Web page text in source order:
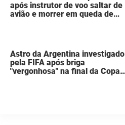
após instrutor de voo saltar de
avião e morrer em queda de
Astro da Argentina investigado
pela FIFA após briga
"vergonhosa" na final da Copa